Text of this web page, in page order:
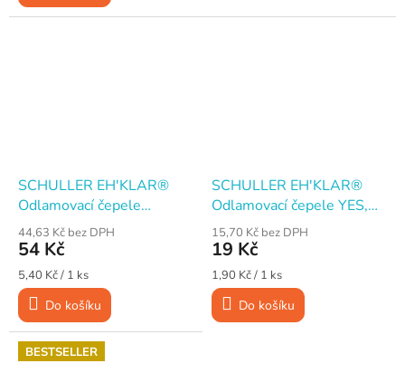
SCHULLER EH'KLAR®
Odlamovací čepele
FORMOSA RAN SK5,
18×0,5 mm, 10 ks
44,63 Kč bez DPH
54 Kč
Měrná
cena:
5,40 Kč / 1 ks
Do košíku
SCHULLER EH'KLAR®
Odlamovací čepele YES,
18×0,5 mm, 10 ks
15,70 Kč bez DPH
19 Kč
Měrná
cena:
1,90 Kč / 1 ks
Do košíku
BESTSELLER